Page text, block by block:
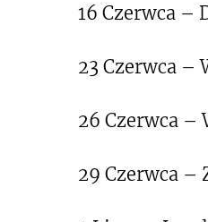
16 Czerwca –
23 Czerwca –
26 Czerwca –
29 Czerwca –